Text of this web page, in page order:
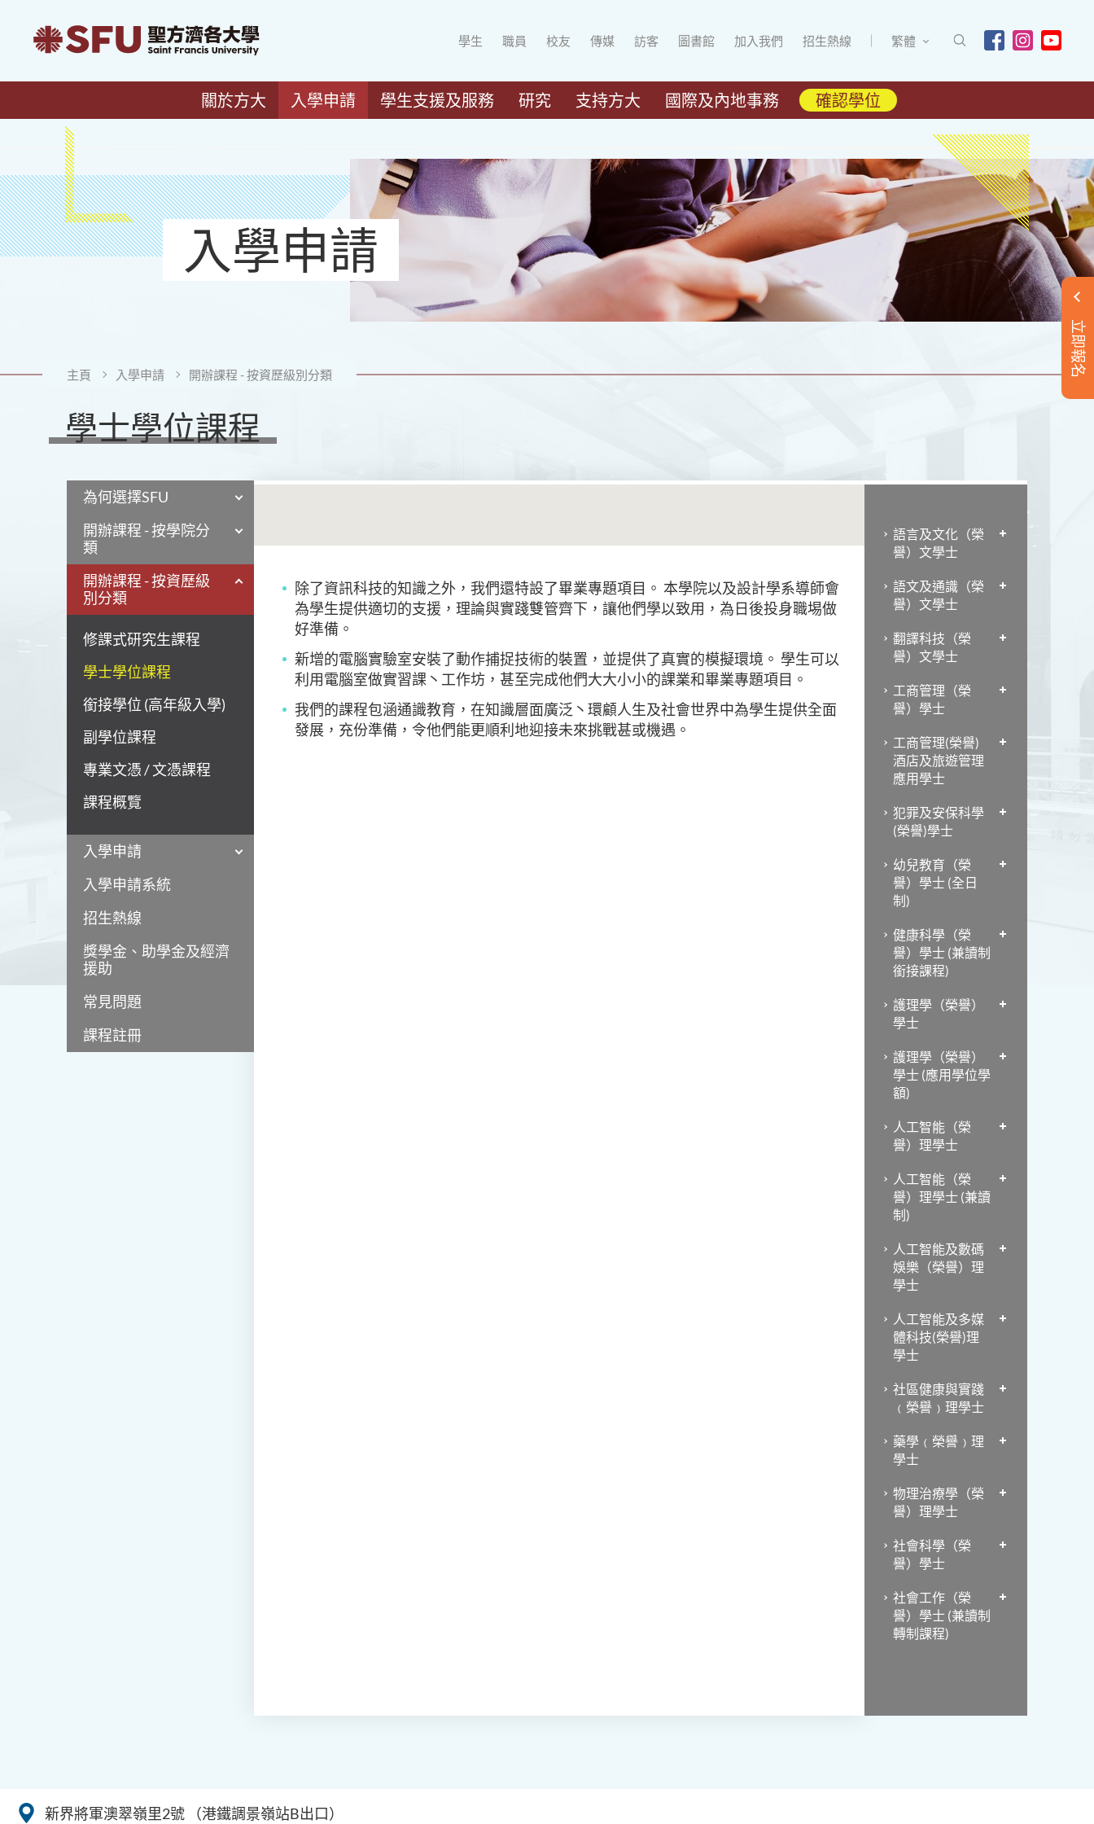
學生 職員 校友 傳媒 訪客 圖書館 加入我們 招生熱線 繁體
關於方大 入學申請 學生支援及服務 研究 支持方大 國際及內地事務 確認學位
立即報名
入學申請
主頁 入學申請 開辦課程 - 按資歷級別分類
學士學位課程
為何選擇SFU
開辦課程 - 按學院分
類
開辦課程 - 按資歷級
別分類
修課式研究生課程
學士學位課程
銜接學位 (高年級入學)
副學位課程
專業文憑 / 文憑課程
課程概覽
入學申請
入學申請系統
招生熱線
獎學金、助學金及經濟
援助
常見問題
課程註冊
除了資訊科技的知識之外，我們還特設了畢業專題項目。 本學院以及設計學系導師會
為學生提供適切的支援，理論與實踐雙管齊下，讓他們學以致用，為日後投身職埸做
好準備。
新增的電腦實驗室安裝了動作捕捉技術的裝置，並提供了真實的模擬環境。 學生可以
利用電腦室做實習課丶工作坊，甚至完成他們大大小小的課業和畢業專題項目。
我們的課程包涵通識教育，在知識層面廣泛丶環顧人生及社會世界中為學生提供全面
發展，充份準備，令他們能更順利地迎接未來挑戰甚或機遇。
語言及文化（榮
譽）文學士
語文及通識（榮
譽）文學士
翻譯科技（榮
譽）文學士
工商管理（榮
譽）學士
工商管理(榮譽)
酒店及旅遊管理
應用學士
犯罪及安保科學
(榮譽)學士
幼兒教育（榮
譽）學士 (全日
制)
健康科學（榮
譽）學士 (兼讀制
銜接課程)
護理學（榮譽）
學士
護理學（榮譽）
學士 (應用學位學
額)
人工智能（榮
譽）理學士
人工智能（榮
譽）理學士 (兼讀
制)
人工智能及數碼
娛樂（榮譽）理
學士
人工智能及多媒
體科技(榮譽)理
學士
社區健康與實踐
﹙榮譽﹚理學士
藥學﹙榮譽﹚理
學士
物理治療學（榮
譽）理學士
社會科學（榮
譽）學士
社會工作（榮
譽）學士 (兼讀制
轉制課程)
新界將軍澳翠嶺里2號 （港鐵調景嶺站B出口）